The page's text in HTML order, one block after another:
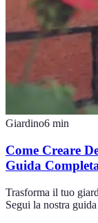
Giardino6 min
Come Creare
Guida
Trasforma il tuo
Segui la nostra